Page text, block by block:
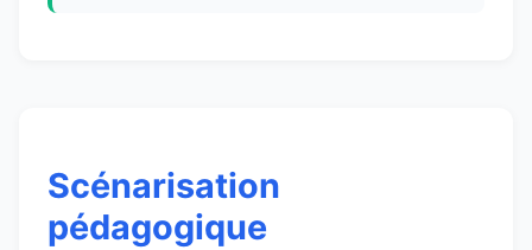
Scénarisation
pédagogique